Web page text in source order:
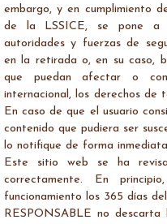
embargo, y en cumplimiento
de la LSSICE, se pone a
autoridades y fuerzas de
en la retirada o, en su caso,
que puedan afectar o
internacional, los derechos de
En caso de que el usuario
contenido que pudiera ser
lo notifique de forma
Este sitio web se ha
correctamente. En
funcionamiento los 365 días
RESPONSABLE no